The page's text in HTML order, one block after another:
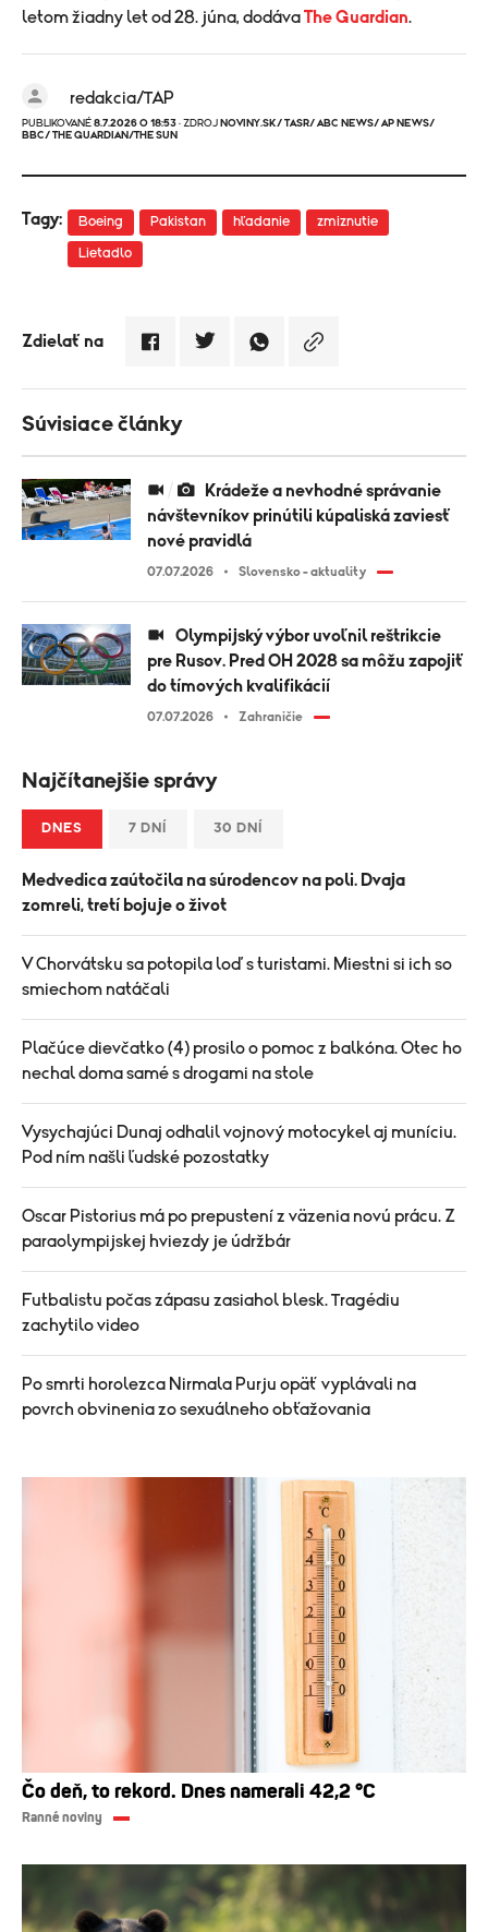
letom žiadny let od 28. júna, dodávaThe Guardian.
redakcia/TAP
PUBLIKOVANÉ 8.7.2026 O 18:53 · ZDROJ NOVINY.SK/ TASR/ ABC NEWS/ AP NEWS/
BBC/ THE GUARDIAN/THE SUN
Tagy: Boeing Pakistan hľadanie zmiznutie
Lietadlo
Zdielať na
Súvisiace články
návštevníkov prinútili kúpaliská zaviesť
nové pravidlá
07.07.2026 Slovensko - aktuality
pre Rusov. Pred OH 2028 sa môžu zapojiť
do tímových kvalifikácií
07.07.2026 Zahraničie
Najčítanejšie správy
DNES 7 DNÍ 30 DNÍ
Medvedica zaútočila na súrodencov na poli. Dvaja
zomreli, tretí bojuje o život
V Chorvátsku sa potopila loď s turistami. Miestni si ich so
smiechom natáčali
Plačúce dievčatko (4) prosilo o pomoc z balkóna. Otec ho
nechal doma samé s drogami na stole
Vysychajúci Dunaj odhalil vojnový motocykel aj muníciu.
Pod ním našli ľudské pozostatky
Oscar Pistorius má po prepustení z väzenia novú prácu. Z
paraolympijskej hviezdy je údržbár
Futbalistu počas zápasu zasiahol blesk. Tragédiu
zachytilo video
Po smrti horolezca Nirmala Purju opäť vyplávali na
povrch obvinenia zo sexuálneho obťažovania
Čo deň, to rekord. Dnes namerali 42,2 °C
Ranné noviny